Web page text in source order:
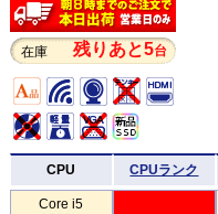
在庫 残りあと5台
CPU CPUランク
Core i5